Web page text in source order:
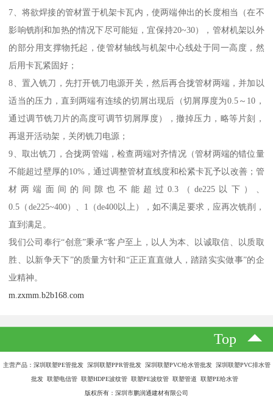
7、将欲焊接的管材置于机架卡瓦内，使两端伸出的长度相当（在不
影响铣削和加热的情况下尽可能短，宜保持20~30），管材机架以外
的部分用支撑物托起，使管材轴线与机架中心线处于同一高度，然
后用卡瓦紧固好；
8、置入铣刀，先打开铣刀电源开关，然后再合拢管材两端，并加以
适当的压力，直到两端有连续的切屑出现后（切屑厚度为0.5～10，
通过调节铣刀片的高度可调节切屑厚度），撤掉压力，略等片刻，
再退开活动架，关闭铣刀电源；
9、取出铣刀，合拢两管端，检查两端对齐情况（管材两端的错位量
不能超过壁厚的10%，通过调整管材直线度和松紧卡瓦予以改善；管
材两端面间的间隙也不能超过0.3（de225以下）、
0.5（de225~400）、1（de400以上），如不满足要求，应再次铣削，
直到满足。
我们公司奉行“创意”秉承“客户至上，以人为本、以诚取信、以质取
胜、以新争天下”的质量方针和“正正直直做人，踏踏实实做事”的企
业精神。
m.zxmm.b2b168.com
Top
主营产品：深圳联塑PE管批发 深圳联塑PPR管批发 深圳联塑PVC给水管批发 深圳联塑PVC排水管
批发 联塑电信管 联塑HDPE波纹管 联塑PE波纹管 联塑管道 联塑PE给水管
版权所有：深圳市鹏润通建材有限公司